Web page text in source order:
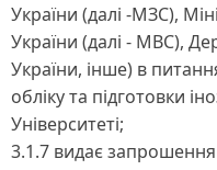
України (далі -МЗС),
України (далі - МВС),
України, інше) в
обліку та підготовки
Університеті;
3.1.7 видає